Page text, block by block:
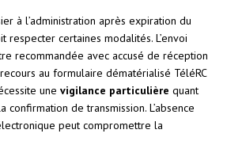
à l’administration après expiration du
certaines modalités. L’envoi
recommandée avec accusé de réception
au formulaire dématérialisé TéléRC
une vigilance particulière quant
confirmation de transmission. L’absence
peut compromettre la